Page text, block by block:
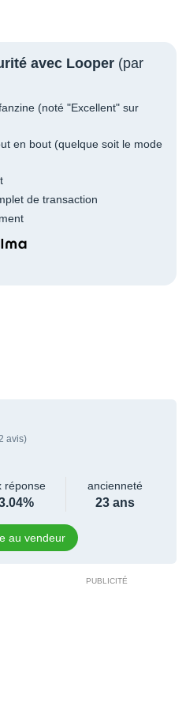
avec Looper (par
(noté "Excellent" sur
en bout (quelque soit le mode
de transaction
avis)
réponse ancienneté
23 ans
vendeur